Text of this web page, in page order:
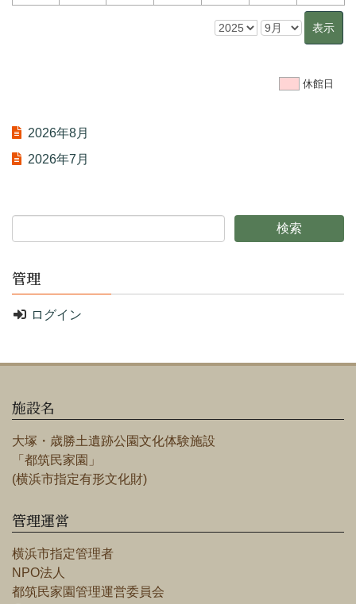
休館日
2026年8月
2026年7月
管理
ログイン
施設名
大塚・歳勝土遺跡公園文化体験施設
「都筑民家園」
(横浜市指定有形文化財)
管理運営
横浜市指定管理者
NPO法人
都筑民家園管理運営委員会